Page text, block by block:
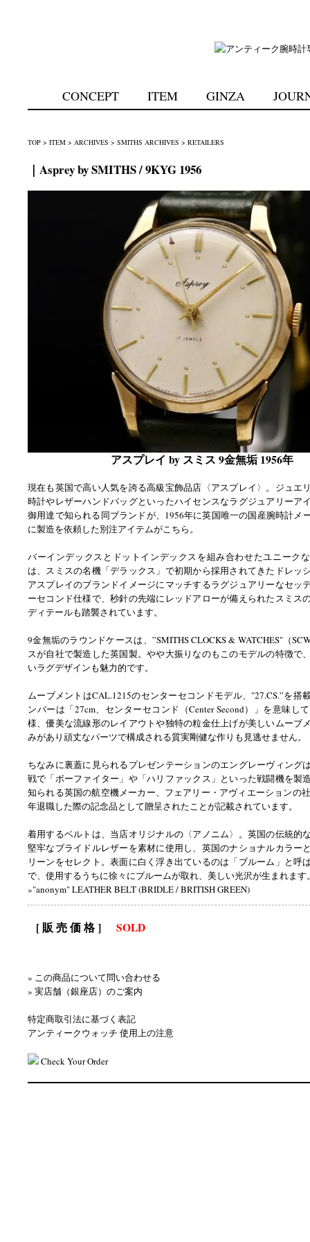
CONCEPT ITEM GINZA
TOP > ITEM > ARCHIVES > SMITHS ARCHIVES > RETAILERS
｜Asprey by SMITHS / 9KYG 1956
アスプレイ by スミス 9金無垢 1956年
現在も英国で高い人気を誇る高級宝飾品店〈アスプレイ〉。ジュエ
時計やレザーハンドバッグといったハイセンスなラグジュアリーア
御用達で知られる同ブランドが、1956年に英国唯一の国産腕時計メ
に製造を依頼した別注アイテムがこちら。
バーインデックスとドットインデックスを組み合わせたユニーク
は、スミスの名機「デラックス」で初期から採用されてきたドレッ
アスプレイのブランドイメージにマッチするラグジュアリーなセッ
ーセコンド仕様で、秒針の先端にレッドアローが備えられたスミス
ディテールも踏襲されています。
9金無垢のラウンドケースは、”SMITHS CLOCKS & WATCHES"（
スが自社で製造した英国製。やや大振りなのもこのモデルの特徴で
いラグデザインも魅力的です。
ムーブメントはCAL.1215のセンターセコンドモデル、"27.CS.”を搭
ンバーは「27cm、センターセコンド（Center Second）」を意味し
様、優美な流線形のレイアウトや独特の粒金仕上げが美しいムーブ
みがあり頑丈なパーツで構成される質実剛健な作りも見逃せません。
ちなみに裏蓋に見られるプレゼンテーションのエングレーヴィング
戦で「ボーファイター」や「ハリファックス」といった戦闘機を製
知られる英国の航空機メーカー、フェアリー・アヴィエーションの
年退職した際の記念品として贈呈されたことが記載されています。
着用するベルトは、当店オリジナルの〈アノニム〉。英国の伝統的
堅牢なブライドルレザーを素材に使用し、英国のナショナルカラー
リーンをセレクト。表面に白く浮き出ているのは「ブルーム」と呼
で、使用するうちに徐々にブルームが取れ、美しい光沢が生まれます
»"anonym" LEATHER BELT (BRIDLE / BRITISH GREEN)
[ 販 売 価 格 ] SOLD
» この商品について問い合わせる
» 実店舗（銀座店）のご案内
特定商取引法に基づく表記
アンティークウォッチ 使用上の注意
Check Your Order